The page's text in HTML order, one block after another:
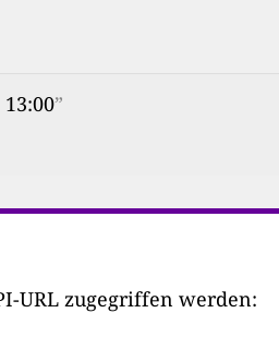
”
URL zugegriffen werden: